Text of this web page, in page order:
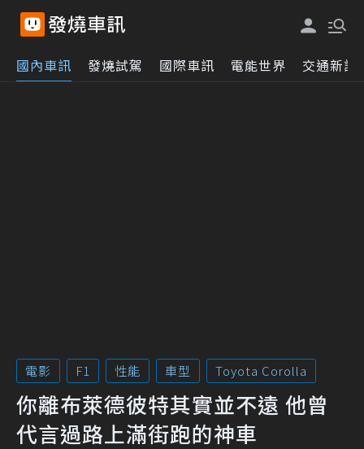
國內車訊 發燒試駕 國際車訊 電能世界 交通新訊
電影 F1 性能 車型 Toyota Corolla
你離布萊德彼特其實並不遠 他曾
代言過路上滿街跑的神車